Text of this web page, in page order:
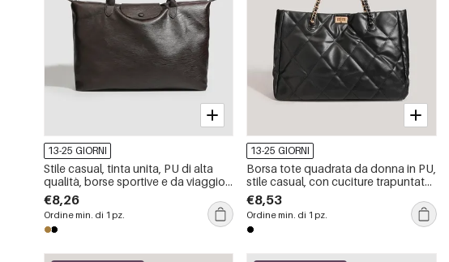
13-25 GIORNI
Stile casual, tinta unita, PU di alta
qualità, borse sportive e da viaggio
quadrate da donna.
€8,26
Ordine min. di 1 pz.
13-25 GIORNI
Borsa tote quadrata da donna in PU,
stile casual, con cuciture trapuntate,
dettagli in metallo e catena in tinta
unita.
€8,53
Ordine min. di 1 pz.